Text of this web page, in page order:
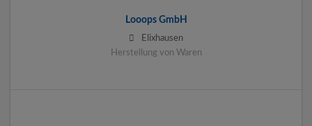
Looops GmbH
Elixhausen
Herstellung von Waren